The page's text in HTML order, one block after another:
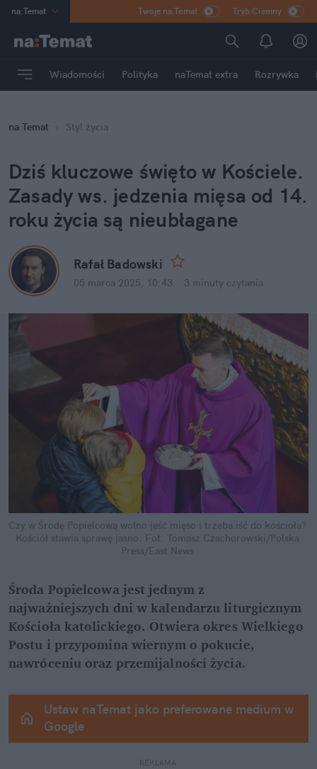
na:Temat
Poland
mama
Rozrywka
Twoje na:Temat Tryb Ciemny
Wiadomości Polityka naTemat extra Rozrywka
na:Temat Styl życia
Dziś kluczowe święto w Kościele.
Zasady ws. jedzenia mięsa od 14.
roku życia są nieubłagane
Rafał Badowski
05 marca 2025, 10:43 3 minuty czytania
Czy w Środę Popielcową wolno jeść mięso i trzeba iść do kościoła?
Kościół stawia sprawę jasno. Fot. Tomasz Czachorowski/Polska
Press/East News
Środa Popielcowa jest jednym z
najważniejszych dni w kalendarzu liturgicznym
Kościoła katolickiego. Otwiera okres Wielkiego
Postu i przypomina wiernym o pokucie,
nawróceniu oraz przemijalności życia.
Ustaw naTemat jako preferowane medium w
Google
REKLAMA